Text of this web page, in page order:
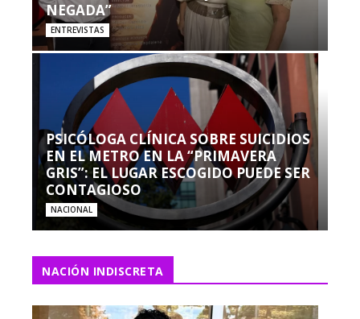
NEGADA”
ENTREVISTAS
PSICÓLOGA CLÍNICA SOBRE SUICIDIOS
EN EL METRO EN LA “PRIMAVERA
GRIS”: EL LUGAR ESCOGIDO PUEDE SER
CONTAGIOSO
NACIONAL
NACIÓN INDISCRETA